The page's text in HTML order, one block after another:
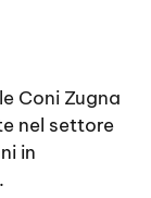
Coni Zugna
nel settore
in